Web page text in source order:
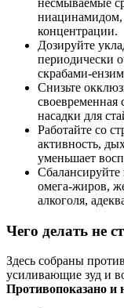
ниацинамидом,
концентрации.
Дозируйте
периодически
Снизьте
своевременная
насадки для
Работайте со
активность,
уменьшает
Сбалансируйте
омега‑жиров,
алкоголя,
Чего делать не
Здесь собраны
усиливающие зуд и
Противопоказано и